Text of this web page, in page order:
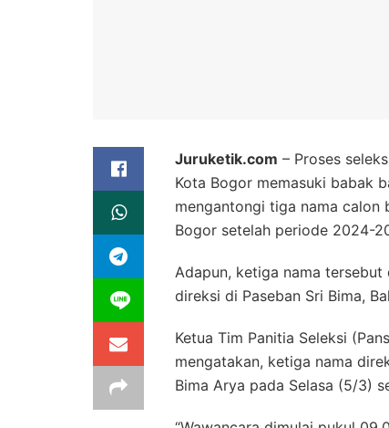
Juruketik.com – Proses
Kota Bogor memasuki babak
mengantongi tiga nama calon
Bogor setelah periode 2024-
Adapun, ketiga nama
direksi di Paseban Sri Bima,
Ketua Tim Panitia Seleksi
mengatakan, ketiga nama
Bima Arya pada Selasa (5/3)